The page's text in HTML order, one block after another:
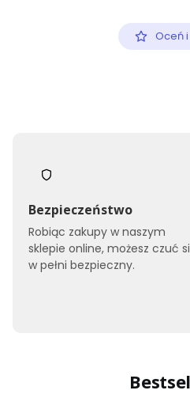
Oceń
Bezpieczeństwo
Robiąc zakupy w naszym
sklepie online, możesz czuć
w pełni bezpieczny.